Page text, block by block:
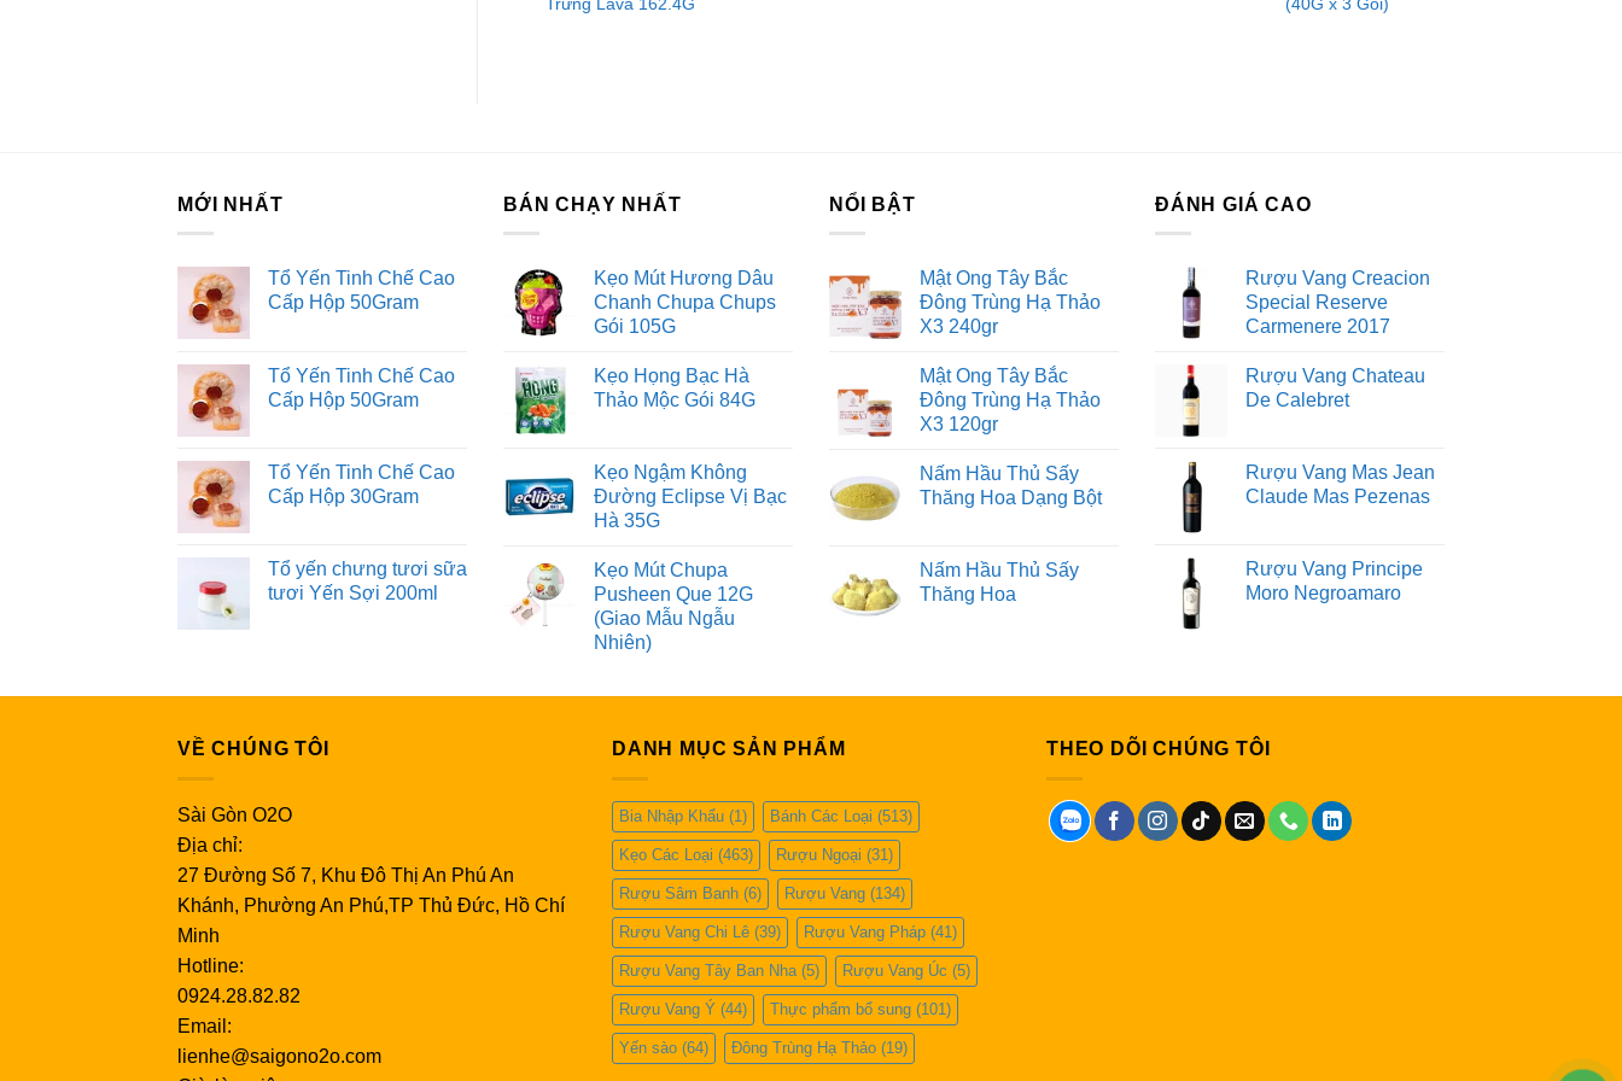
Hệ thống của chúng tôi
Kim Sài Gòn phân phối băng keo
Fortadeck ván sàn
Dịch Vụ Đăng Ký Kinh Doanh
MỚI NHẤT
Tổ Yến Tinh Chế Cao
Cấp Hộp 50Gram
Tổ Yến Tinh Chế Cao
Cấp Hộp 50Gram
Tổ Yến Tinh Chế Cao
Cấp Hộp 30Gram
Tổ yến chưng tươi sữa
tươi Yến Sợi 200ml
BÁN CHẠY NHẤT
Kẹo Mút Hương Dâu
Chanh Chupa Chups
Gói 105G
Kẹo Họng Bạc Hà
Thảo Mộc Gói 84G
Kẹo Ngậm Không
Đường Eclipse Vị Bạc
Hà 35G
Kẹo Mút Chupa
Pusheen Que 12G
(Giao Mẫu Ngẫu
Nhiên)
NỔI BẬT
Mật Ong Tây Bắc
Đông Trùng Hạ Thảo
X3 240gr
Mật Ong Tây Bắc
Đông Trùng Hạ Thảo
X3 120gr
Nấm Hầu Thủ Sấy
Thăng Hoa Dạng Bột
Nấm Hầu Thủ Sấy
Thăng Hoa
ĐÁNH GIÁ CAO
Rượu Vang Creacion
Special Reserve
Carmenere 2017
Rượu Vang Chateau
De Calebret
Rượu Vang Mas Jean
Claude Mas Pezenas
Rượu Vang Principe
Moro Negroamaro
VỀ CHÚNG TÔI
Sài Gòn O2O
Địa chỉ:
27 Đường Số 7, Khu Đô Thị An Phú An
Khánh, Phường An Phú,TP Thủ Đức, Hồ Chí
Minh
Hotline:
0924.28.82.82
Email:
lienhe@saigono2o.com
DANH MỤC SẢN PHẨM
Bia Nhập Khẩu (1) Bánh Các Loại (513)
Kẹo Các Loại (463) Rượu Ngoại (31)
Rượu Sâm Banh (6) Rượu Vang (134)
Rượu Vang Chi Lê (39) Rượu Vang Pháp (41)
Rượu Vang Tây Ban Nha(5) Rượu Vang Úc (5)
Rượu Vang Ý (44) Thực phẩm bổ sung (101)
Yến sào (64) Đông Trùng Hạ Thảo (19)
THEO DÕI CHÚNG TÔI